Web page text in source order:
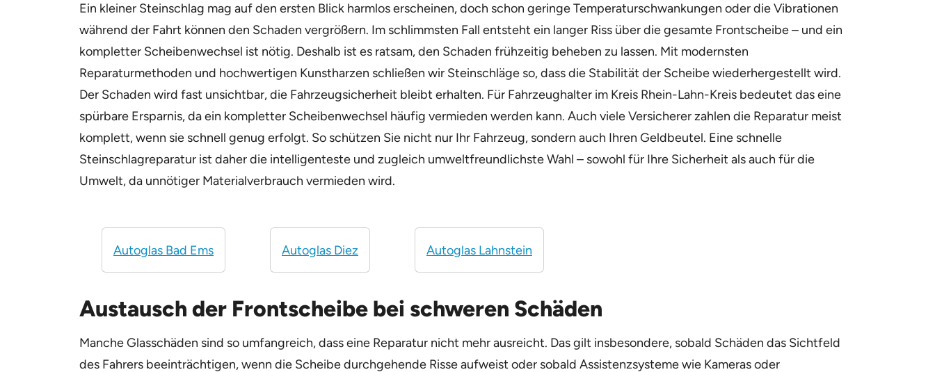
Ein kleiner Steinschlag mag auf den ersten Blick harmlos erscheinen, doch schon geringe Temperaturschwankungen oder die Vibrationen
während der Fahrt können den Schaden vergrößern. Im schlimmsten Fall entsteht ein langer Riss über die gesamte Frontscheibe – und ein
kompletter Scheibenwechsel ist nötig. Deshalb ist es ratsam, den Schaden frühzeitig beheben zu lassen. Mit modernsten
Reparaturmethoden und hochwertigen Kunstharzen schließen wir Steinschläge so, dass die Stabilität der Scheibe wiederhergestellt wird.
Der Schaden wird fast unsichtbar, die Fahrzeugsicherheit bleibt erhalten. Für Fahrzeughalter im Kreis Rhein-Lahn-Kreis bedeutet das eine
spürbare Ersparnis, da ein kompletter Scheibenwechsel häufig vermieden werden kann. Auch viele Versicherer zahlen die Reparatur meist
komplett, wenn sie schnell genug erfolgt. So schützen Sie nicht nur Ihr Fahrzeug, sondern auch Ihren Geldbeutel. Eine schnelle
Steinschlagreparatur ist daher die intelligenteste und zugleich umweltfreundlichste Wahl – sowohl für Ihre Sicherheit als auch für die
Umwelt, da unnötiger Materialverbrauch vermieden wird.
Autoglas Bad Ems Autoglas Diez Autoglas Lahnstein
Austausch der Frontscheibe bei schweren Schäden
Manche Glasschäden sind so umfangreich, dass eine Reparatur nicht mehr ausreicht. Das gilt insbesondere, sobald Schäden das Sichtfeld
des Fahrers beeinträchtigen, wenn die Scheibe durchgehende Risse aufweist oder sobald Assistenzsysteme wie Kameras oder